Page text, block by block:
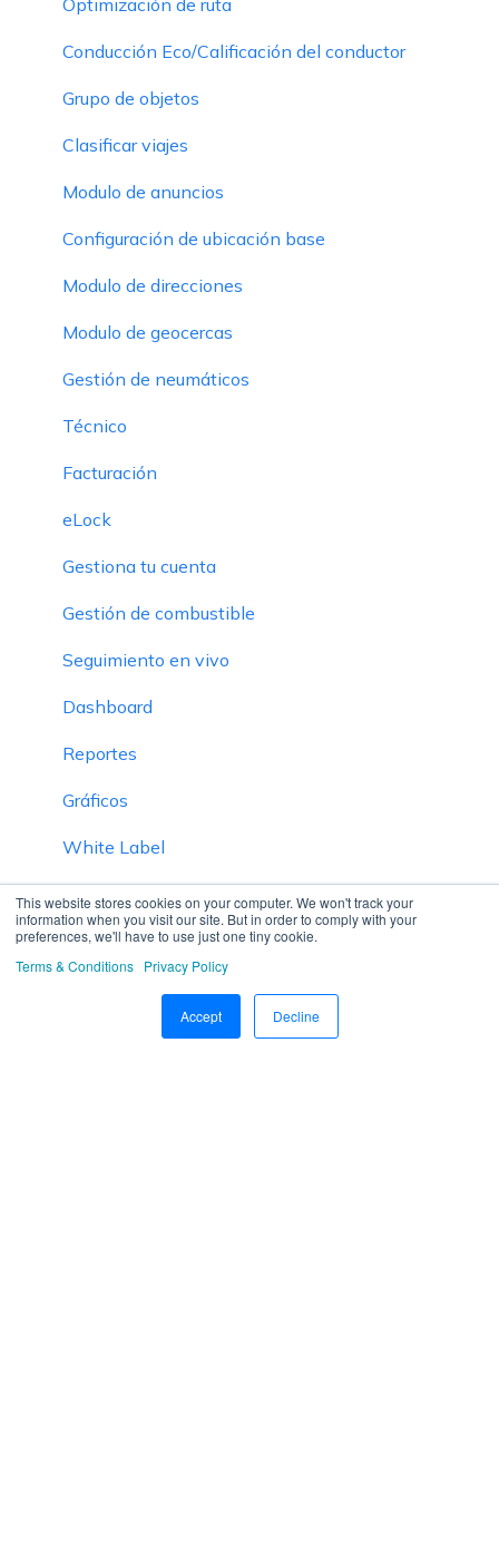
This website stores cookies on your computer. We won't track your
information when you visit our site. But in order to comply with your
preferences, we'll have to use just one tiny cookie.
Terms & Conditions Privacy Policy
Accept Decline
Conducción Eco/Calificación del conductor
Grupo de objetos
Clasificar viajes
Modulo de anuncios
Configuración de ubicación base
Modulo de direcciones
Modulo de geocercas
Gestión de neumáticos
Técnico
Facturación
eLock
Gestiona tu cuenta
Gestión de combustible
Seguimiento en vivo
Dashboard
Reportes
Gráficos
White Label
Inventario
Definición de SOP
Plataforma SmartBus